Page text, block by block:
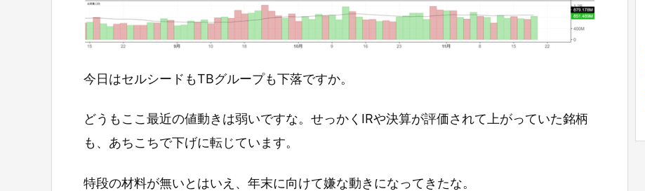
今日はセルシードもTBグループも下落ですか。
どうもここ最近の値動きは弱いですな。せっかくIRや決算が評価されて上がっていた銘柄
も、あちこちで下げに転じています。
特段の材料が無いとはいえ、年末に向けて嫌な動きになってきたな。